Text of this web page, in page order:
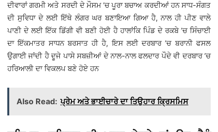
ਦੀਵਾਰਾਂ ਗਰਮੀ ਅਤੇ ਸਰਦੀ ਦੇ ਮੌਸਮ ’ਚ ਪੂਰਾ ਬਚਾਅ ਕਰਦੀਆਂ ਹਨ ਸਾਧ-ਸੰਗਤ
ਦੀ ਸੁਵਿਧਾ ਦੇ ਲਈ ਇੱਥੇ ਲੰਗਰ ਘਰ ਬਣਾਇਆ ਗਿਆ ਹੈ, ਨਾਲ ਹੀ ਪੀਣ ਵਾਲੇ
ਪਾਣੀ ਦੇ ਲਈ ਇੱਕ ਡਿੱਗੀ ਵੀ ਬਣੀ ਹੋਈ ਹੈ ਹਾਲਾਂਕਿ ਪਿੰਡ ਦੇ ਰਕਬੇ ’ਚ ਸਿੰਚਾਈ
ਦਾ ਇੱਕਮਾਤਰ ਸਾਧਨ ਬਰਸਾਤ ਹੀ ਹੈ, ਇਸ ਲਈ ਦਰਬਾਰ ’ਚ ਬਰਾਨੀ ਫਸਲ
ਉਗਾਈ ਜਾਂਦੀ ਹੈ ਦੂਜੇ ਪਾਸੇ ਸਬਜ਼ੀਆਂ ਦੇ ਨਾਲ-ਨਾਲ ਫਲਦਾਰ ਪੌਦੇ ਵੀ ਦਰਬਾਰ ’ਚ
ਹਰਿਆਲੀ ਦਾ ਵਿਕਲਪ ਬਣੇ ਹੋਏ ਹਨ
Also Read: ਪ੍ਰੇਮ ਅਤੇ ਭਾਈਚਾਰੇ ਦਾ ਤਿਉਹਾਰ ਕ੍ਰਿਸਮਿਸ